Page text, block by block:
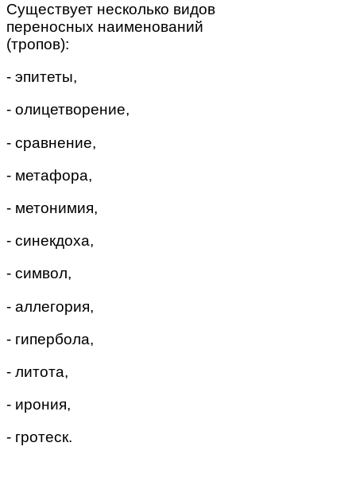
Существует несколько видов
переносных наименований
(тропов):
- эпитеты,
- олицетворение,
- сравнение,
- метафора,
- метонимия,
- синекдоха,
- символ,
- аллегория,
- гипербола,
- литота,
- ирония,
- гротеск.